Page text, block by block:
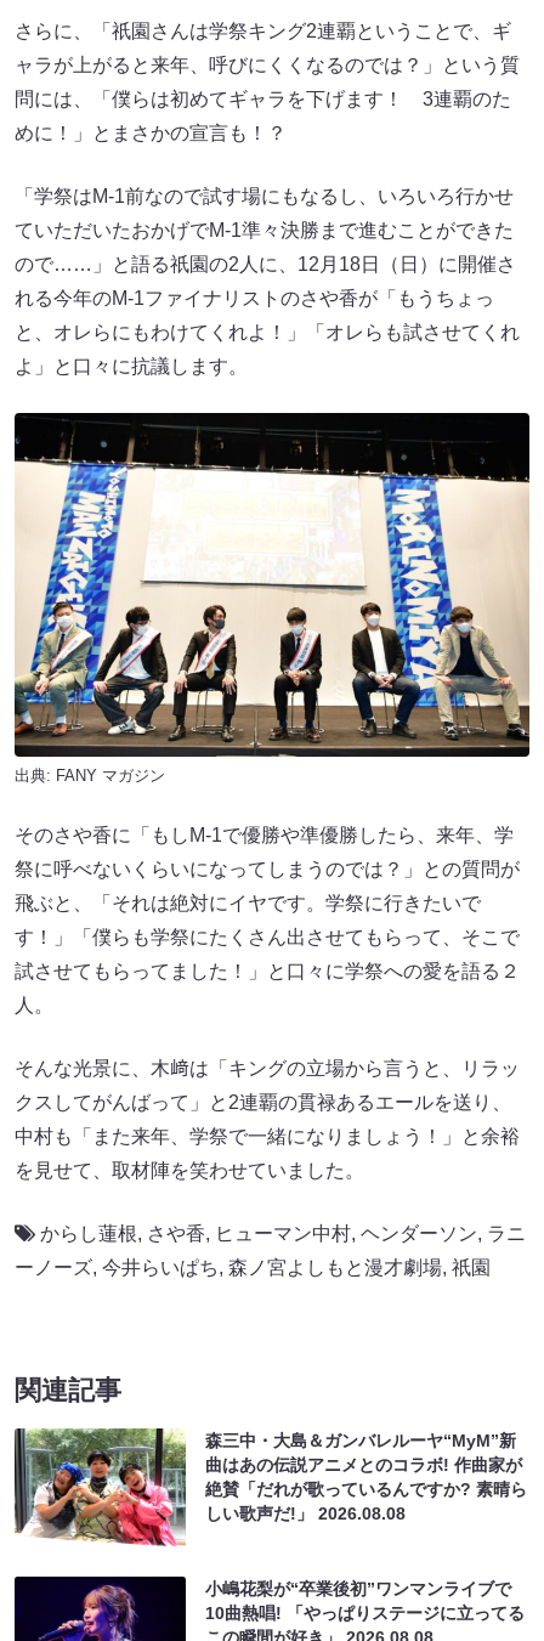
さらに、「祇園さんは学祭キング2連覇ということで、ギ
ャラが上がると来年、呼びにくくなるのでは？」という質
問には、「僕らは初めてギャラを下げます！ 3連覇のた
めに！」とまさかの宣言も！？
「学祭はM-1前なので試す場にもなるし、いろいろ行かせ
ていただいたおかげでM-1準々決勝まで進むことができた
ので……」と語る祇園の2人に、12月18日（日）に開催さ
れる今年のM-1ファイナリストのさや香が「もうちょっ
と、オレらにもわけてくれよ！」「オレらも試させてくれ
よ」と口々に抗議します。
出典: FANY マガジン
そのさや香に「もしM-1で優勝や準優勝したら、来年、学
祭に呼べないくらいになってしまうのでは？」との質問が
飛ぶと、「それは絶対にイヤです。学祭に行きたいで
す！」「僕らも学祭にたくさん出させてもらって、そこで
試させてもらってました！」と口々に学祭への愛を語る２
人。
そんな光景に、木﨑は「キングの立場から言うと、リラッ
クスしてがんばって」と2連覇の貫禄あるエールを送り、
中村も「また来年、学祭で一緒になりましょう！」と余裕
を見せて、取材陣を笑わせていました。
からし蓮根, さや香, ヒューマン中村, ヘンダーソン, ラニ
ーノーズ, 今井らいぱち, 森ノ宮よしもと漫才劇場, 祇園
関連記事
森三中・大島＆ガンバレルーヤ“MyM”新
曲はあの伝説アニメとのコラボ! 作曲家が
絶賛「だれが歌っているんですか? 素晴ら
しい歌声だ!」2026.08.08
小嶋花梨が“卒業後初”ワンマンライブで
10曲熱唱! 「やっぱりステージに立ってる
この瞬間が好き」2026.08.08